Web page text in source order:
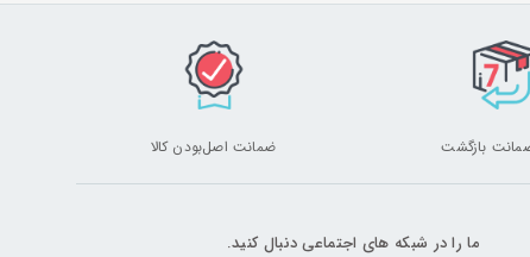
ضمانت اصل‌بودن کالا
ما را در شبکه های اجتماعی دنبال کنید.